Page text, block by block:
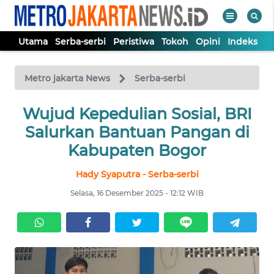
Utama Serba-serbi Peristiwa Tokoh Opini Indeks
Metro jakarta News Serba-serbi
Wujud Kepedulian Sosial, BRI
Salurkan Bantuan Pangan di
Kabupaten Bogor
Hady Syaputra - Serba-serbi
Selasa, 16 Desember 2025 - 12:12 WIB
TV
Tutup
UTAMA
TOKOH
OPINI